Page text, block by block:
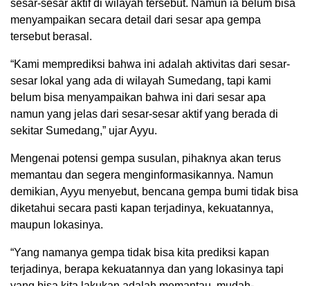
sesar-sesar aktif di wilayah tersebut. Namun ia belum bisa
menyampaikan secara detail dari sesar apa gempa
tersebut berasal.
“Kami memprediksi bahwa ini adalah aktivitas dari sesar-
sesar lokal yang ada di wilayah Sumedang, tapi kami
belum bisa menyampaikan bahwa ini dari sesar apa
namun yang jelas dari sesar-sesar aktif yang berada di
sekitar Sumedang,” ujar Ayyu.
Mengenai potensi gempa susulan, pihaknya akan terus
memantau dan segera menginformasikannya. Namun
demikian, Ayyu menyebut, bencana gempa bumi tidak bisa
diketahui secara pasti kapan terjadinya, kekuatannya,
maupun lokasinya.
“Yang namanya gempa tidak bisa kita prediksi kapan
terjadinya, berapa kekuatannya dan yang lokasinya tapi